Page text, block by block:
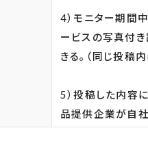
4）モニター期間
ービスの写真付き
きる。（同じ投稿
5）投稿した内容に
品提供企業が自